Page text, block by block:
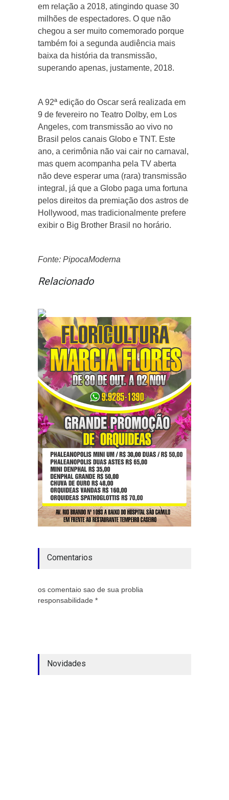
em relação a 2018, atingindo quase 30
milhões de espectadores. O que não
chegou a ser muito comemorado porque
também foi a segunda audiência mais
baixa da história da transmissão,
superando apenas, justamente, 2018.
A 92ª edição do Oscar será realizada em
9 de fevereiro no Teatro Dolby, em Los
Angeles, com transmissão ao vivo no
Brasil pelos canais Globo e TNT. Este
ano, a cerimônia não vai cair no carnaval,
mas quem acompanha pela TV aberta
não deve esperar uma (rara) transmissão
integral, já que a Globo paga uma fortuna
pelos direitos da premiação dos astros de
Hollywood, mas tradicionalmente prefere
exibir o Big Brother Brasil no horário.
Fonte: PipocaModerna
Relacionado
Comentarios
os comentaio sao de sua problia
responsabilidade *
Novidades